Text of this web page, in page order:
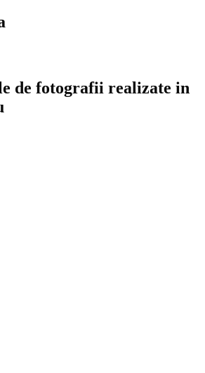
de fotografii realizate in